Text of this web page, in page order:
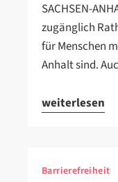
SACHSEN-
zugänglich
für Menschen
Anhalt sind.
weiterlesen
Barrierefreiheit